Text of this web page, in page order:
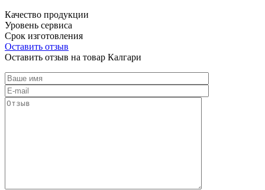
Качество продукции
Уровень сервиса
Срок изготовления
Оставить отзыв
Оставить отзыв на товар Калгари